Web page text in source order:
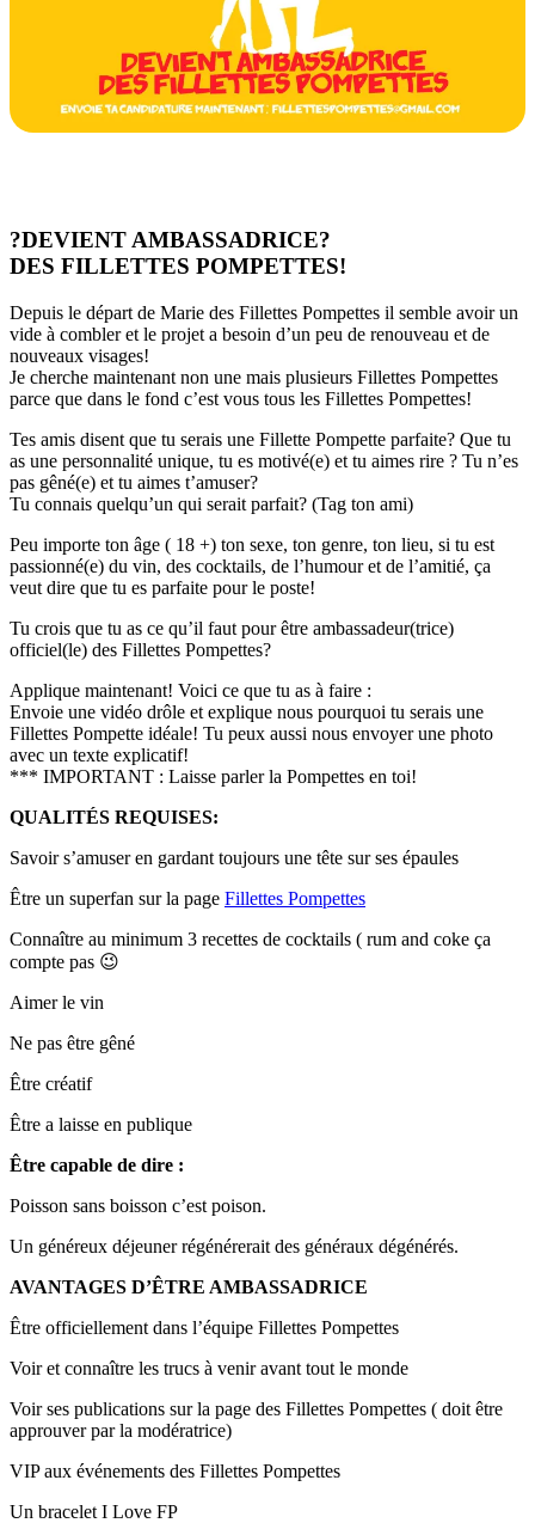
?DEVIENT AMBASSADRICE?
DES FILLETTES POMPETTES!
Depuis le départ de Marie des Fillettes Pompettes il semble avoir un
vide à combler et le projet a besoin d’un peu de renouveau et de
nouveaux visages!
Je cherche maintenant non une mais plusieurs Fillettes Pompettes
parce que dans le fond c’est vous tous les Fillettes Pompettes!
Tes amis disent que tu serais une Fillette Pompette parfaite? Que tu
as une personnalité unique, tu es motivé(e) et tu aimes rire ? Tu n’es
pas gêné(e) et tu aimes t’amuser?
Tu connais quelqu’un qui serait parfait? (Tag ton ami)
Peu importe ton âge ( 18 +) ton sexe, ton genre, ton lieu, si tu est
passionné(e) du vin, des cocktails, de l’humour et de l’amitié, ça
veut dire que tu es parfaite pour le poste!
Tu crois que tu as ce qu’il faut pour être ambassadeur(trice)
officiel(le) des Fillettes Pompettes?
Applique maintenant! Voici ce que tu as à faire :
Envoie une vidéo drôle et explique nous pourquoi tu serais une
Fillettes Pompette idéale! Tu peux aussi nous envoyer une photo
avec un texte explicatif!
*** IMPORTANT : Laisse parler la Pompettes en toi!
QUALITÉS REQUISES:
Savoir s’amuser en gardant toujours une tête sur ses épaules
Être un superfan sur la page Fillettes Pompettes
Connaître au minimum 3 recettes de cocktails ( rum and coke ça
compte pas 😉
Aimer le vin
Ne pas être gêné
Être créatif
Être a laisse en publique
Être capable de dire :
Poisson sans boisson c’est poison.
Un généreux déjeuner régénérerait des généraux dégénérés.
AVANTAGES D’ÊTRE AMBASSADRICE
Être officiellement dans l’équipe Fillettes Pompettes
Voir et connaître les trucs à venir avant tout le monde
Voir ses publications sur la page des Fillettes Pompettes ( doit être
approuver par la modératrice)
VIP aux événements des Fillettes Pompettes
Un bracelet I Love FP